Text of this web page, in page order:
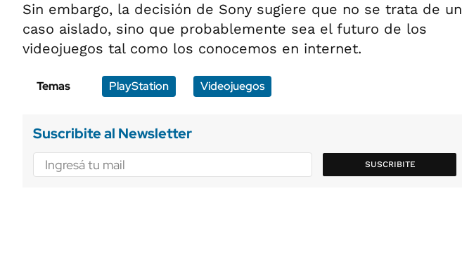
Sin embargo, la decisión de Sony sugiere que no se trata de un
caso aislado, sino que probablemente sea el futuro de los
videojuegos tal como los conocemos en internet.
Temas PlayStation Videojuegos
Suscribite al Newsletter
SUSCRIBITE